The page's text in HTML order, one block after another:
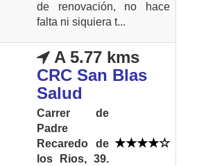
de renovación, no hace
falta ni siquiera t...
A 5.77 kms
CRC San Blas
Salud
Carrer de
Padre
Recaredo de
los Rios, 39.